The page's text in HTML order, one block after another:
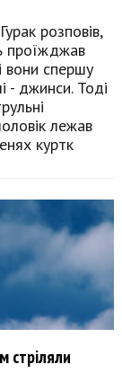
розповів,
проїжджав
вони спершу
- джинси. Тоді
лежав
куртк
стріляли